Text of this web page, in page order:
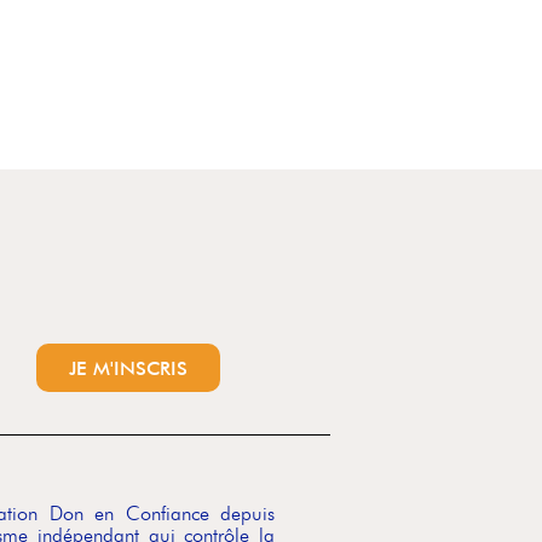
JE M'INSCRIS
Don en Confiance depuis
indépendant qui contrôle la